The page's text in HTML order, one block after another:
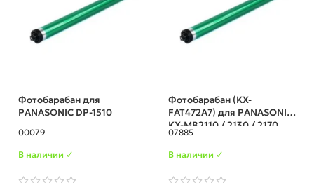
Фотобарабан для
PANASONIC DP-1510
00079
В наличии ✓
Фотобарабан (KX-
FAT472A7) для PANASONIC
KX-MB2110 / 2130 / 2170
07885
В наличии ✓